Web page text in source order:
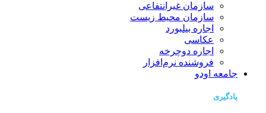
سازمان غیرانتفاعی
سازمان محیط زیست
اجاره بیلبورد
عکاسی
اجاره دوچرخه
فروشنده نرم‌افزار
جامعه اودو
یادگیری